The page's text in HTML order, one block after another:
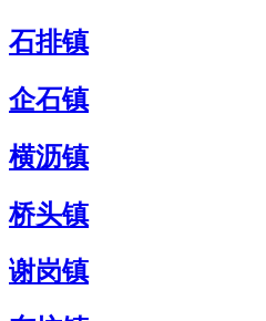
石排镇
企石镇
横沥镇
桥头镇
谢岗镇